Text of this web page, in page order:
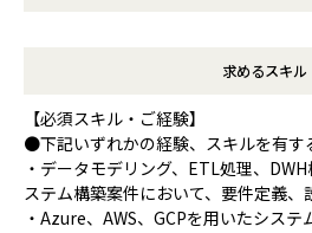
求めるスキル
【必須スキル・ご経験】
●下記いずれかの経験、スキルを有す
・データモデリング、ETL処理、
ステム構築案件において、要件定義
・Azure、AWS、GCPを用いたシス